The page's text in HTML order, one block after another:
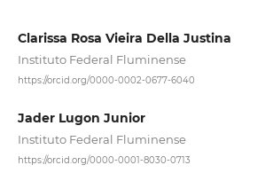
Clarissa Rosa Vieira Della Justina
Instituto Federal Fluminense
https://orcid.org/0000-0002-0677-6040
Jader Lugon Junior
Instituto Federal Fluminense
https://orcid.org/0000-0001-8030-0713